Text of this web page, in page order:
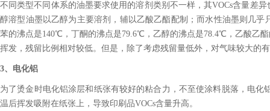
不同类型不同体系的油墨要求使用的溶剂类别不一样，其VOCs含量差
醇溶型油墨以乙醇为主要溶剂，辅以乙酸乙酯配制；而水性油墨则几
苯的沸点是140℃，丁酮的沸点是79.6℃，乙醇的沸点是78.4℃，乙酸乙
挥发，残留比例相对较低。但是，除了考虑残留量低外，对气味较大的
3、电化铝
为了烫金时电化铝涂层和纸张有较好的粘合力，不至使涂料脱落，电
温后挥发吸附在纸张上，导致印刷品VOCs含量升高。